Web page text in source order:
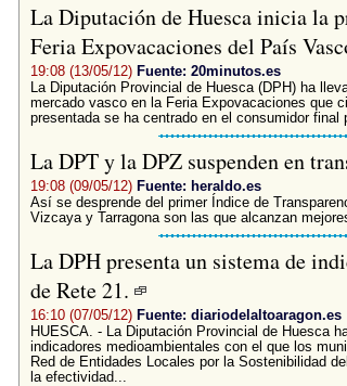
La Diputación de Huesca inicia la
Feria Expovacaciones del País
19:08 (13/05/12) Fuente: 20minutos.es
La Diputación Provincial de Huesca (DPH) ha
mercado vasco en la Feria Expovacaciones que
presentada se ha centrado en el consumidor final
La DPT y la DPZ suspenden en
19:08 (09/05/12) Fuente: heraldo.es
Así se desprende del primer Índice de
Vizcaya y Tarragona son las que alcanzan
La DPH presenta un sistema de
de Rete 21.
16:10 (07/05/12) Fuente: diariodelaltoaragon.es
HUESCA. - La Diputación Provincial de Huesca
indicadores medioambientales con el que los
Red de Entidades Locales por la Sostenibilidad
la efectividad...